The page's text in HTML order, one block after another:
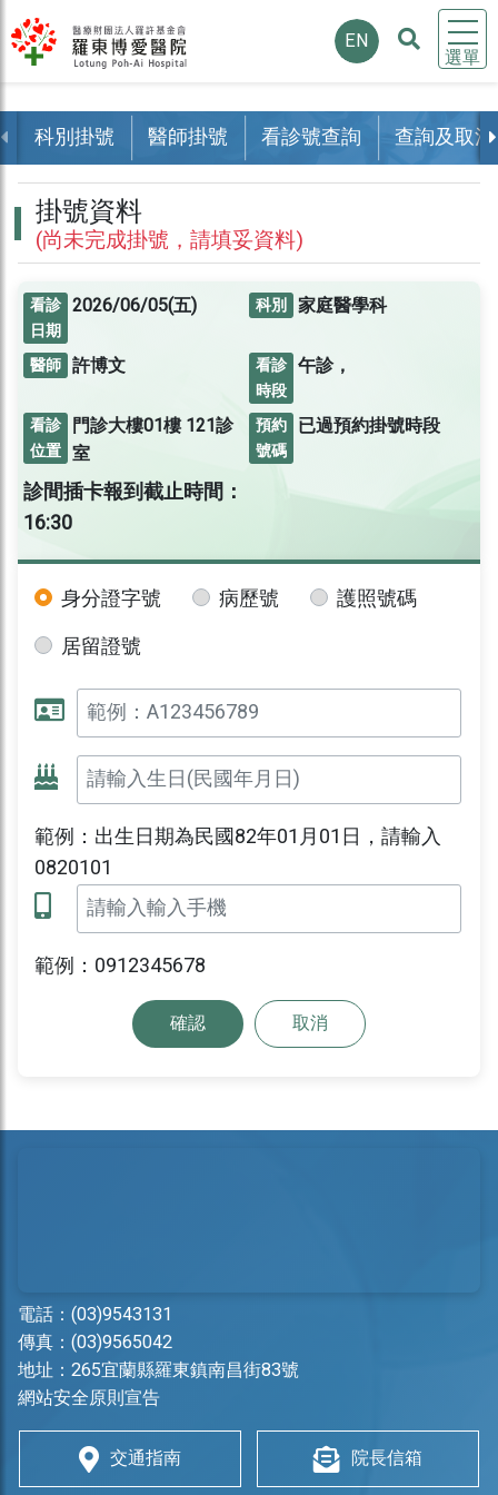
選單
EN
科別掛號 醫師掛號 看診號查詢 查詢及取消
掛號資料
(尚未完成掛號，請填妥資料)
看診
日期
2026/06/05(五) 科別 家庭醫學科
醫師 許博文
看診
時段
午診，
看診
位置
門診大樓01樓 121診
室
預約
號碼
已過預約掛號時段
診間插卡報到截止時間：
16:30
身分證字號 病歷號
護照號碼
居留證號
範例：出生日期為民國82年01月01日，請輸入
0820101
範例：0912345678
確認 取消
電話： (03)9543131
傳真：(03)9565042
地址： 265宜蘭縣羅東鎮南昌街83號
網站安全原則宣告
交通指南 院長信箱